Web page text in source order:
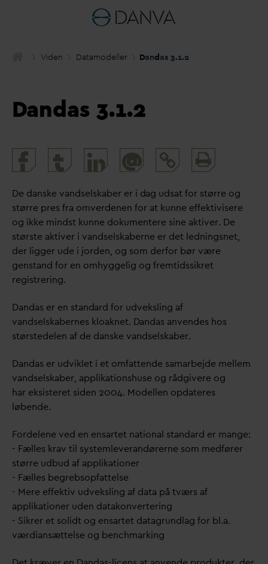
Viden Datamodeller Dandas 3.1.2
Dandas 3.1.2
@
and
De danske vandselskaber er i dag udsat for større og
større pres fra omverdenen for at kunne effektivisere
og ikke mindst kunne dokumentere sine aktiver. De
største aktiver i vandselskaberne er det ledningsnet,
der ligger ude i jorden, og som derfor bør være
genstand for en omhyggelig og fremtidssikret
registrering.
Dandas er en standard for udveksling af
vandselskabernes kloaknet. Dandas anvendes hos
størstedelen af de danske vandselskaber.
Dandas er udviklet i et omfattende samarbejde mellem
vandselskaber, applikationshuse og rådgivere og
har eksisteret siden 2004. Modellen opdateres
løbende.
Fordelene ved en ensartet national standard er mange:
- Fælles krav til systemleverandørerne som medfører
større udbud af applikationer
- Fælles begrebsopfattelse
- Mere effektiv udveksling af data på tværs af
applikationer uden datakonvertering
- Sikrer et solidt og ensartet datagrundlag for bl.a.
værdiansættelse og benchmarking